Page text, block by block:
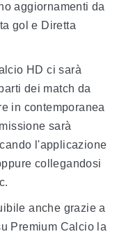
aggiornamenti da
gol e Diretta
HD ci sarà
dei match da
in contemporanea
sarà
l'applicazione
collegandosi
anche grazie a
Premium Calcio la